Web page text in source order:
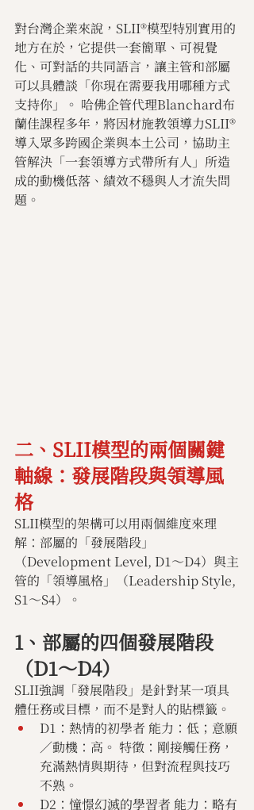
對台灣企業來說，SLII®模型特別實用的
地方在於，它提供一套簡單、可視覺
化、可對話的共同語言，讓主管和部屬
可以具體談「你現在需要我用哪種方式
支持你」。 哈佛企管代理Blanchard布
蘭佳課程多年，將因材施教領導力SLII®
導入眾多跨國企業與本土公司，協助主
管解決「一套領導方式帶所有人」所造
成的動機低落、績效不穩與人才流失問
題。
二、SLII模型的兩個關鍵
軸線：發展階段與領導風
格
SLII模型的架構可以用兩個維度來理
解：部屬的「發展階段」
（Development Level, D1～D4）與主
管的「領導風格」（Leadership Style,
S1～S4）。
1、部屬的四個發展階段
（D1～D4）
SLII強調「發展階段」是針對某一項具
體任務或目標，而不是對人的貼標籤。
D1：熱情的初學者 能力：低；意願
／動機：高。 特徵：剛接觸任務，
充滿熱情與期待，但對流程與技巧
不熟。
D2：憧憬幻滅的學習者 能力：略有